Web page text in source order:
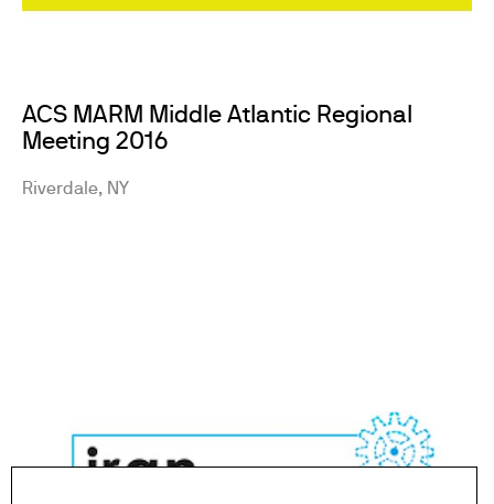
ACS MARM Middle Atlantic Regional
Meeting 2016
Riverdale, NY